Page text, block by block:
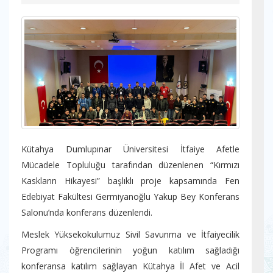
Kütahya Dumlupınar Üniversitesi İtfaiye Afetle
Mücadele Topluluğu tarafından düzenlenen “Kırmızı
Kaskların Hikayesi” başlıklı proje kapsamında Fen
Edebiyat Fakültesi Germiyanoğlu Yakup Bey Konferans
Salonu’nda konferans düzenlendi.
Meslek Yüksekokulumuz Sivil Savunma ve İtfaiyecilik
Programı öğrencilerinin yoğun katılım sağladığı
konferansa katılım sağlayan Kütahya İl Afet ve Acil